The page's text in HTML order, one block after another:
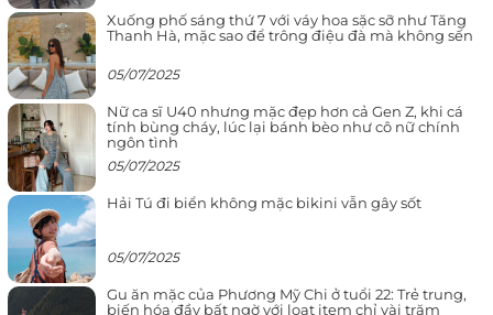
Xuống phố sáng thứ 7 với váy hoa sặc sỡ như Tăng
Thanh Hà, mặc sao để trông điệu đà mà không sến
05/07/2025
Nữ ca sĩ U40 nhưng mặc đẹp hơn cả Gen Z, khi cá
tính bùng cháy, lúc lại bánh bèo như cô nữ chính
ngôn tình
05/07/2025
Hải Tú đi biển không mặc bikini vẫn gây sốt
05/07/2025
Gu ăn mặc của Phương Mỹ Chi ở tuổi 22: Trẻ trung,
biến hóa đầy bất ngờ với loạt item chỉ vài trăm